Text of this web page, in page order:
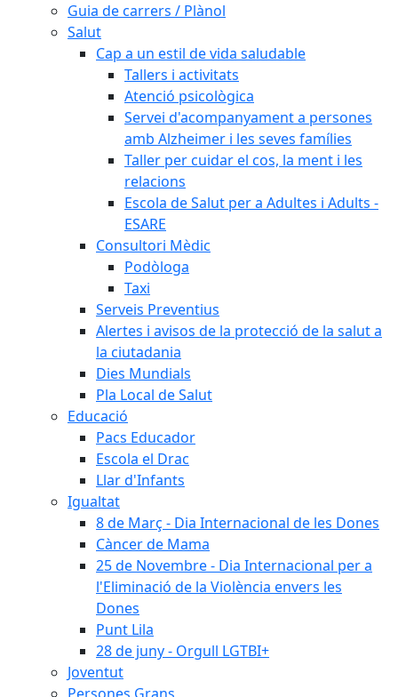
Guia de carrers / Plànol
Salut
Cap a un estil de vida saludable
Tallers i activitats
Atenció psicològica
Servei d'acompanyament a persones
amb Alzheimer i les seves famílies
Taller per cuidar el cos, la ment i les
relacions
Escola de Salut per a Adultes i Adults -
ESARE
Consultori Mèdic
Podòloga
Taxi
Serveis Preventius
Alertes i avisos de la protecció de la salut a
la ciutadania
Dies Mundials
Pla Local de Salut
Educació
Pacs Educador
Escola el Drac
Llar d'Infants
Igualtat
8 de Març - Dia Internacional de les Dones
Càncer de Mama
25 de Novembre - Dia Internacional per a
l'Eliminació de la Violència envers les
Dones
Punt Lila
28 de juny - Orgull LGTBI+
Joventut